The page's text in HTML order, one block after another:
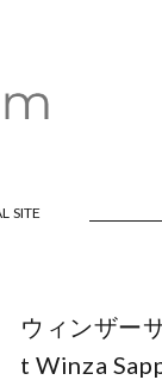
SITE
ウィンザー
t Winza